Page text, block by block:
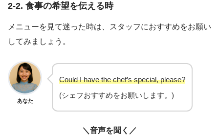
2-2. 食事の希望を伝える時
メニューを見て迷った時は、スタッフにおすすめをお願い
してみましょう。
あなた
Could I have the chef’s special, please?
(シェフおすすめをお願いします。)
＼音声を聞く／